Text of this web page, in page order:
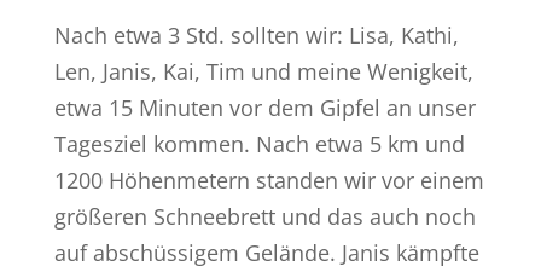
Nach etwa 3 Std. sollten wir: Lisa, Kathi,
Len, Janis, Kai, Tim und meine Wenigkeit,
etwa 15 Minuten vor dem Gipfel an unser
Tagesziel kommen. Nach etwa 5 km und
1200 Höhenmetern standen wir vor einem
größeren Schneebrett und das auch noch
auf abschüssigem Gelände. Janis kämpfte